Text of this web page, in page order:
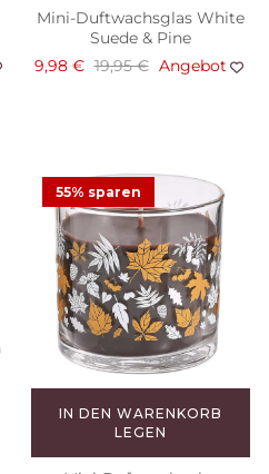
Mini-Duftwachsglas White
Suede & Pine
9,98 € 19,95 € Angebot
55% sparen
IN DEN WARENKORB
LEGEN